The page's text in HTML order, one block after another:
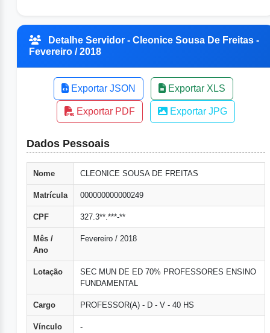
Detalhe Servidor - Cleonice Sousa De Freitas -
Fevereiro / 2018
Exportar JSON Exportar XLS
Exportar PDF Exportar JPG
Dados Pessoais
Nome CLEONICE SOUSA DE FREITAS
Matrícula 000000000000249
CPF 327.3**.***-**
Mês /
Ano
Fevereiro / 2018
Lotação
SEC MUN DE ED 70% PROFESSORES ENSINO
FUNDAMENTAL
Cargo PROFESSOR(A) - D - V - 40 HS
Vínculo -